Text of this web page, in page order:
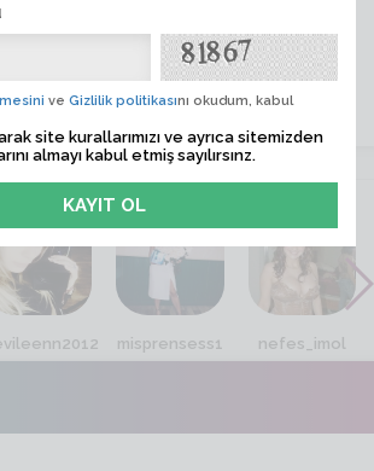
ÜYE ARA
VİTRİN
misprensess1 nefes_imol
ve Gizlilik politikasını okudum, kabul
site kurallarımızı ve ayrıca sitemizden
almayı kabul etmiş sayılırsınz.